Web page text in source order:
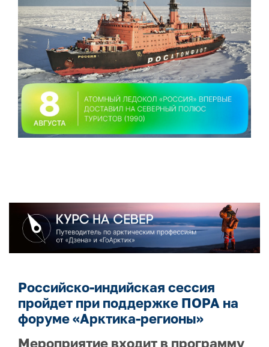
Российско-индийская сессия
пройдет при поддержке ПОРА на
форуме «Арктика-регионы»
Мероприятие входит в программу